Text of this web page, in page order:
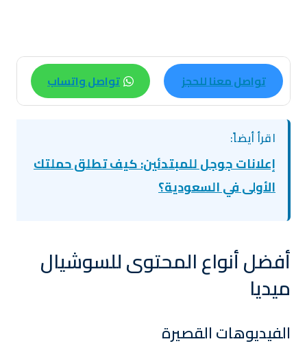
تواصل معنا للحجز تواصل واتساب
اقرأ أيضاً:
إعلانات جوجل للمبتدئين: كيف تطلق حملتك
الأولى في السعودية؟
أفضل أنواع المحتوى للسوشيال
ميديا
الفيديوهات القصيرة